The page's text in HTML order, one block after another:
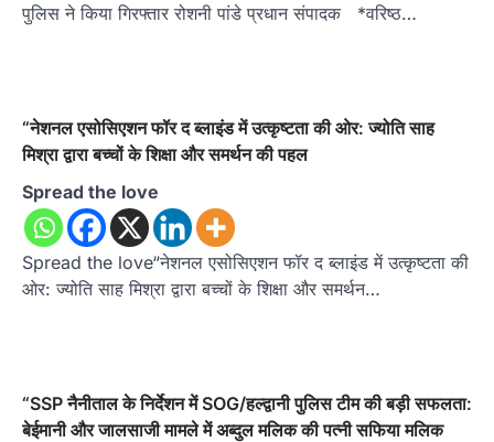
पुलिस ने किया गिरफ्तार रोशनी पांडे प्रधान संपादक *वरिष्ठ…
“नेशनल एसोसिएशन फॉर द ब्लाइंड में उत्कृष्टता की ओर: ज्योति साह
मिश्रा द्वारा बच्चों के शिक्षा और समर्थन की पहल
Spread the love
Spread the love“नेशनल एसोसिएशन फॉर द ब्लाइंड में उत्कृष्टता की
ओर: ज्योति साह मिश्रा द्वारा बच्चों के शिक्षा और समर्थन…
“SSP नैनीताल के निर्देशन में SOG/हल्द्वानी पुलिस टीम की बड़ी सफलता:
बेईमानी और जालसाजी मामले में अब्दुल मलिक की पत्नी सफिया मलिक